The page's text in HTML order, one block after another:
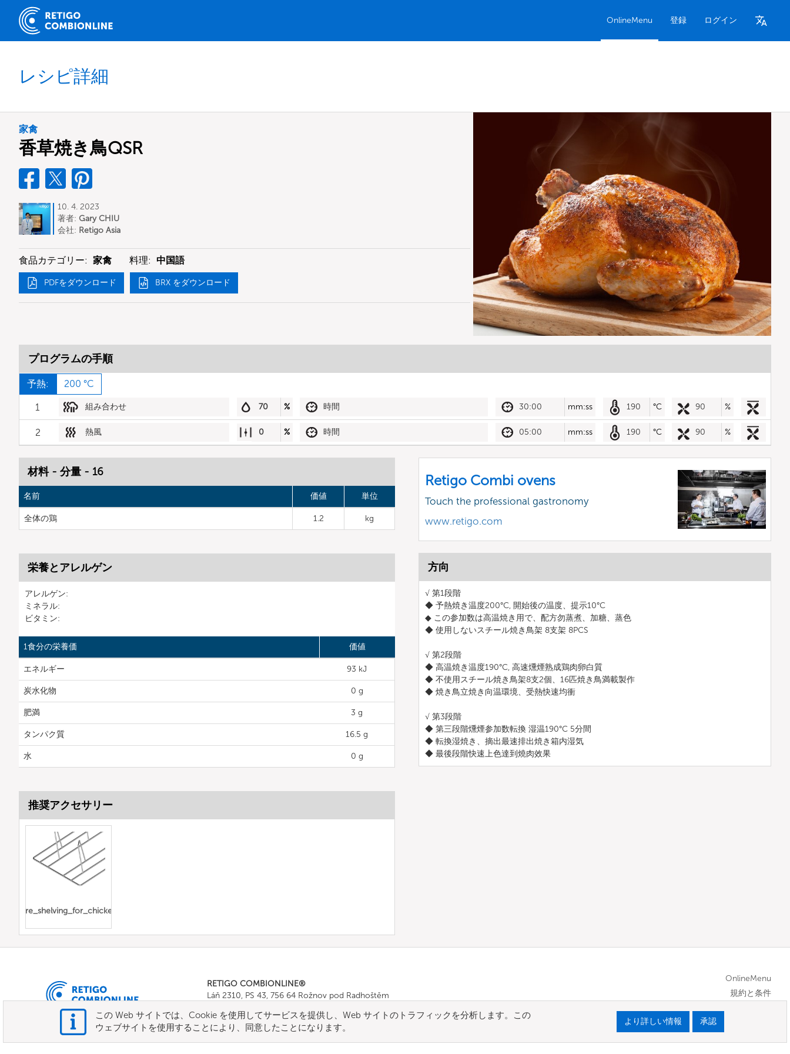
OnlineMenu 登録 ログイン
レシピ詳細
家禽
香草焼き鳥QSR
10. 4. 2023
著者: Gary CHIU
会社: Retigo Asia
食品カテゴリー: 家禽 料理: 中国語
PDFをダウンロード BRX をダウンロード
プログラムの手順
予熱: 200 °C
1 組み合わせ 70 % 時間 30:00 mm:ss 190 °C 90 %
2 熱風 0 % 時間 05:00 mm:ss 190 °C 90 %
材料 - 分量 - 16
名前 価値 単位
全体の鶏 1.2 kg
栄養とアレルゲン
アレルゲン:
ミネラル:
ビタミン:
1食分の栄養価 価値
エネルギー 93 kJ
炭水化物 0 g
肥満 3 g
タンパク質 16.5 g
水 0 g
Retigo Combi ovens
Touch the professional gastronomy
www.retigo.com
方向
√ 第1段階
◆ 予熱焼き温度200°C, 開始後の温度、提示10°C
◆ この参加数は高温焼き用で、配方勿蒸煮、加糖、蒸色
◆ 使用しないスチール焼き鳥架 8支架 8PCS
√ 第2段階
◆ 高温焼き温度190°C, 高速燻煙熟成鶏肉卵白質
◆ 不使用スチール焼き鳥架8支2個、16匹焼き鳥満載製作
◆ 焼き鳥立焼き向温環境、受熱快速均衝
√ 第3段階
◆ 第三段階燻煙参加数転換 湿温190°C 5分間
◆ 転換湿焼き、摘出最速排出焼き箱内湿気
◆ 最後段階快速上色達到燒肉效果
推奨アクセサリー
wire_shelving_for_chickens
RETIGO COMBIONLINE®
Láň 2310, PS 43, 756 64 Rožnov pod Radhoštěm
E-mail:info@combionline.com
OnlineMenu
規約と条件
この Web サイトでは、Cookie を使用してサービスを提供し、Web サイトのトラフィックを分析します。この
ウェブサイトを使用することにより、同意したことになります。
より詳しい情報 承認